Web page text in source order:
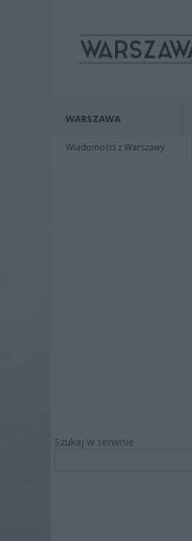
WARSZAWA
Wiadomości z Warszawy
Szukaj w serwisie